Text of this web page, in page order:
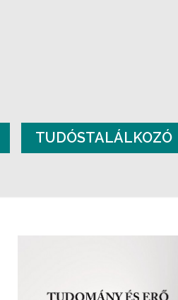
TUDÓSTALÁLKOZÓ